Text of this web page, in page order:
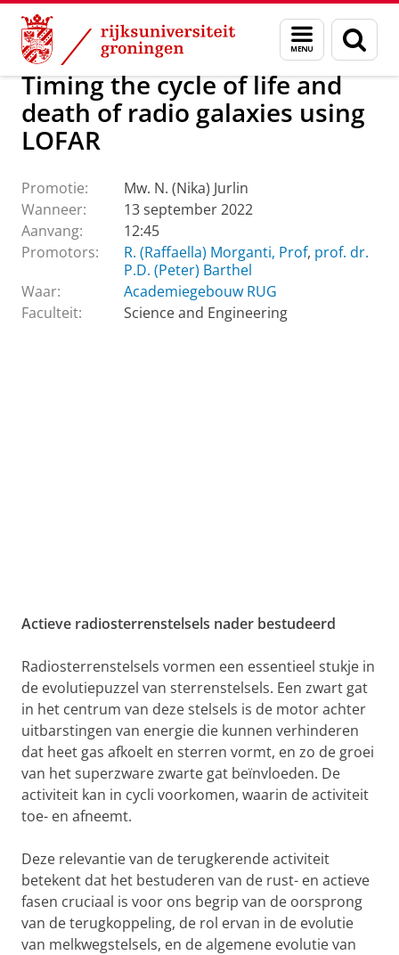
Skip
Content
Skip
Navigation
Menu
en
zoeken
Over ons Actueel Evenementen Promoties
Timing the cycle of life and
death of radio galaxies using
LOFAR
Promotie:
Mw. N. (Nika) Jurlin
Wanneer:
13 september 2022
Aanvang:
12:45
Promotors:
R. (Raffaella) Morganti, Prof, prof. dr.
P.D. (Peter) Barthel
Waar:
Academiegebouw RUG
Faculteit:
Science and Engineering
Actieve radiosterrenstelsels nader bestudeerd
Radiosterrenstelsels vormen een essentieel stukje in
de evolutiepuzzel van sterrenstelsels. Een zwart gat
in het centrum van deze stelsels is de motor achter
uitbarstingen van energie die kunnen verhinderen
dat heet gas afkoelt en sterren vormt, en zo de groei
van het superzware zwarte gat beïnvloeden. De
activiteit kan in cycli voorkomen, waarin de activiteit
toe- en afneemt.
Deze relevantie van de terugkerende activiteit
betekent dat het bestuderen van de rust- en actieve
fasen cruciaal is voor ons begrip van de oorsprong
van de terugkoppeling, de rol ervan in de evolutie
van melkwegstelsels, en de algemene evolutie van